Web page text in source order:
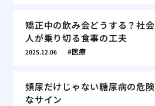
矯正中の飲み会どうする？社会
人が乗り切る食事の工夫
2025.12.06 医療
頻尿だけじゃない糖尿病の危険
なサイン